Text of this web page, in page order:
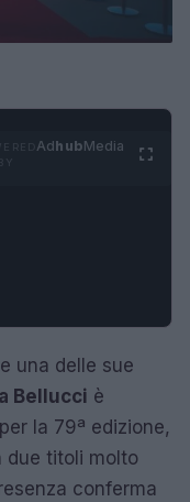
AdhubMedia
una delle sue
Bellucci è
per la 79ª edizione,
due titoli molto
conferma